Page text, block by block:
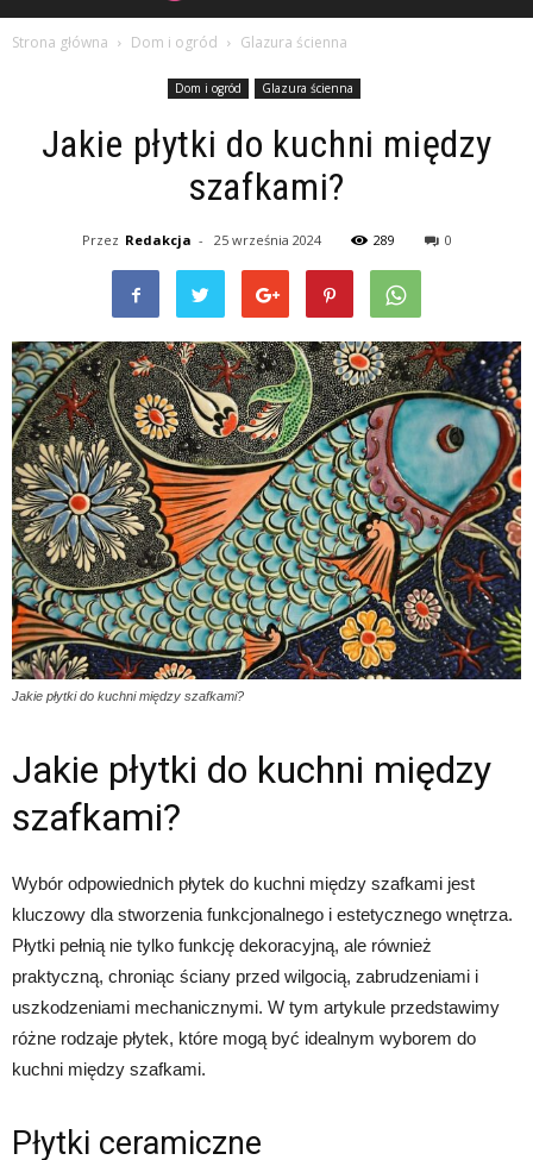
Strona główna Dom i ogród Glazura ścienna
Dom i ogród Glazura ścienna
Jakie płytki do kuchni między
szafkami?
Przez Redakcja - 25 września 2024 289 0
Jakie płytki do kuchni między szafkami?
Jakie płytki do kuchni między
szafkami?
Wybór odpowiednich płytek do kuchni między szafkami jest
kluczowy dla stworzenia funkcjonalnego i estetycznego wnętrza.
Płytki pełnią nie tylko funkcję dekoracyjną, ale również
praktyczną, chroniąc ściany przed wilgocią, zabrudzeniami i
uszkodzeniami mechanicznymi. W tym artykule przedstawimy
różne rodzaje płytek, które mogą być idealnym wyborem do
kuchni między szafkami.
Płytki ceramiczne